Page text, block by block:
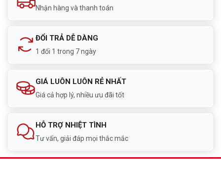
Nhận hàng và thanh toán
ĐỔI TRẢ DỄ DÀNG
1 đổi 1 trong 7 ngày
GIÁ LUÔN LUÔN RẺ NHẤT
Giá cả hợp lý, nhiều ưu đãi tốt
HỖ TRỢ NHIỆT TÌNH
Tư vấn, giải đáp mọi thắc mắc